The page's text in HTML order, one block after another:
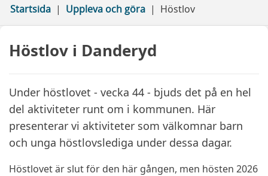
Startsida Uppleva och göra Höstlov
Höstlov i Danderyd
Under höstlovet - vecka 44 - bjuds det på en hel
del aktiviteter runt om i kommunen. Här
presenterar vi aktiviteter som välkomnar barn
och unga höstlovslediga under dessa dagar.
Höstlovet är slut för den här gången, men hösten 2026